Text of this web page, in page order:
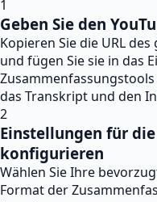
1
Geben Sie den
Kopieren Sie die URL
und fügen Sie sie in das
das Transkript und den
2
Einstellungen für
konfigurieren
Wählen Sie Ihre
Format der